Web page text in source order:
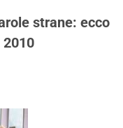
strane: ecco